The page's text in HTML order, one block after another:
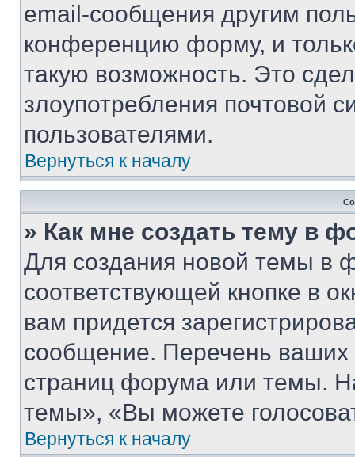
email-сообщения другим
конференцию форму, и
такую возможность. Это
злоупотребления почтовой
пользователями.
Вернуться к началу
» Как мне создать тему в
Для создания новой темы в
соответствующей кнопке в
вам придется
сообщение. Перечень ваших
страниц форума или темы.
темы», «Вы можете
Вернуться к началу